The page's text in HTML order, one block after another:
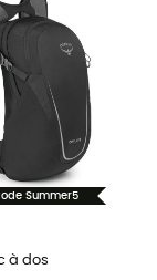
Summer5
à dos